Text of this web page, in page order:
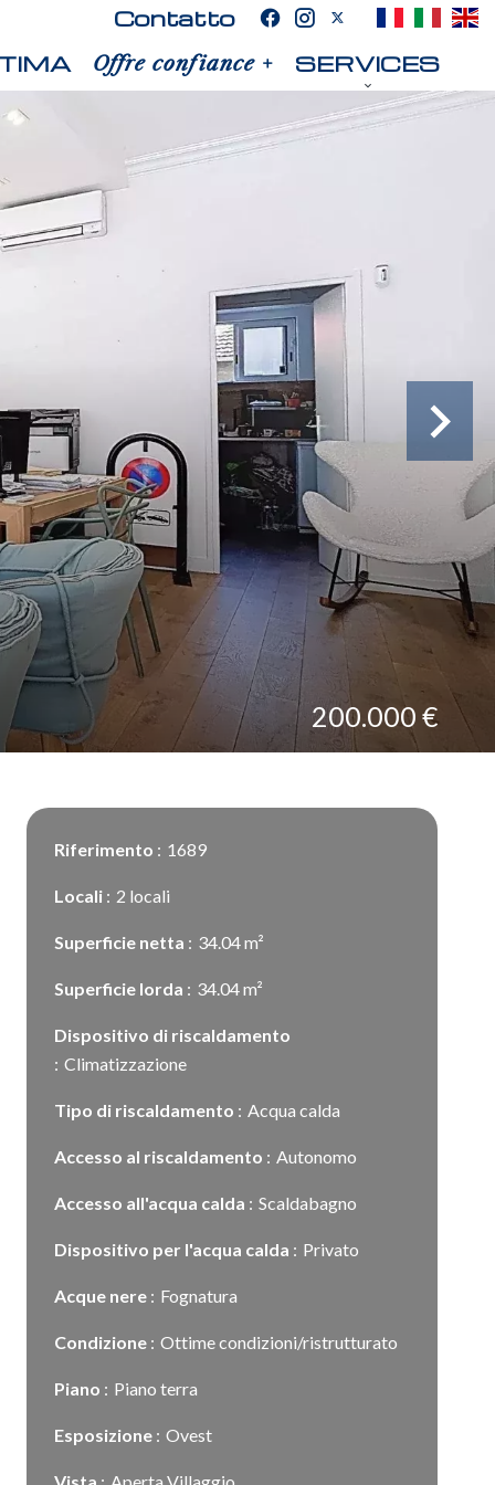
Contatto
Offre confiance + SERVICES
200.000 €
Riferimento 1689
Locali 2 locali
Superficie netta 34.04 m²
Superficie lorda 34.04 m²
Dispositivo di riscaldamento
Climatizzazione
Tipo di riscaldamento Acqua calda
Accesso al riscaldamento Autonomo
Accesso all'acqua calda Scaldabagno
Dispositivo per l'acqua calda Privato
Acque nere Fognatura
Condizione Ottime condizioni/ristrutturato
Piano Piano terra
Esposizione Ovest